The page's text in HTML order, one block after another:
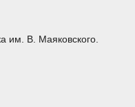
им. В. Маяковского.